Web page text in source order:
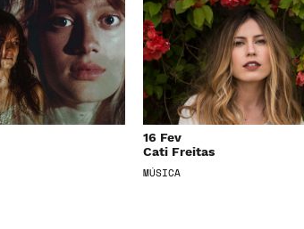
16 Fev
Cati Freitas
MÚSICA